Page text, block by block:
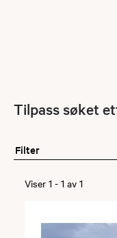
Tilpass søket
Filter
Viser 1 - 1 av 1